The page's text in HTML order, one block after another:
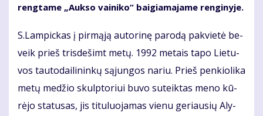
reng­ta­me „Auk­so vai­ni­ko“ bai­gia­ma­ja­me ren­gi­ny­je.
S.Lam­pic­kas į pir­mą­ją au­to­ri­nę pa­ro­dą pa­kvie­tė be­
veik prieš tris­de­šimt me­tų. 1992 me­tais ta­po Lie­tu­
vos tau­to­dai­li­nin­kų są­jun­gos na­riu. Prieš pen­kio­li­ka
me­tų me­džio skulp­to­riui bu­vo su­teik­tas me­no kū­
rė­jo sta­tu­sas, jis ti­tu­luo­ja­mas vie­nu ge­riau­sių Aly­